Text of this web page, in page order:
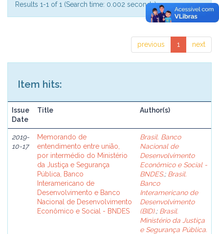
Results 1-1 of 1 (Search time: 0.002 seconds).
previous 1 next
Item hits:
Issue
Date
Title Author(s)
2019-
10-17
Memorando de
entendimento entre união,
por intermédio do Ministério
da Justiça e Segurança
Pública, Banco
Interamericano de
Desenvolvimento e Banco
Nacional de Desenvolvimento
Econômico e Social - BNDES
Brasil. Banco
Nacional de
Desenvolvimento
Econômico e Social -
BNDES.; Brasil.
Banco
Interamericano de
Desenvolvimento
(BID).; Brasil.
Ministério da Justiça
e Segurança Pública.